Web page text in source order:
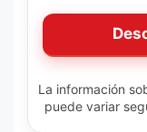
La información
puede variar